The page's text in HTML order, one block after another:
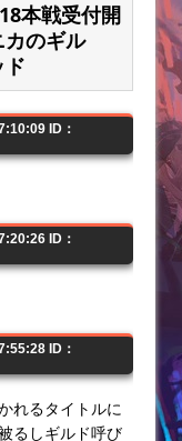
本戦受付開
のギル
ド
ID：
ID：
ID：
れるタイトルに
るしギルド呼び